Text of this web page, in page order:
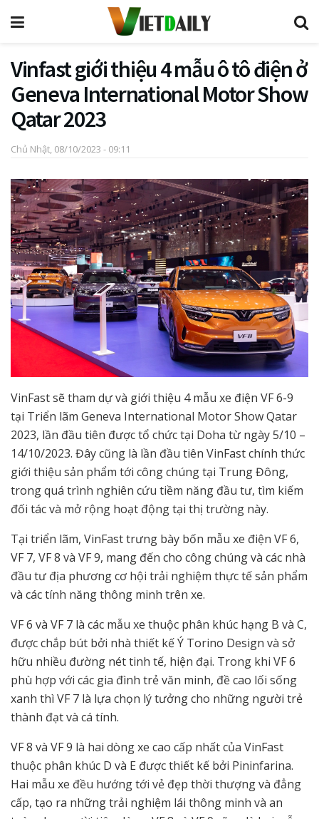
Vinfast giới thiệu 4 mẫu ô tô điện ở
Geneva International Motor Show
Qatar 2023
Chủ Nhật, 08/10/2023 - 09:11
VinFast sẽ tham dự và giới thiệu 4 mẫu xe điện VF 6-9
tại Triển lãm Geneva International Motor Show Qatar
2023, lần đầu tiên được tổ chức tại Doha từ ngày 5/10 –
14/10/2023. Đây cũng là lần đầu tiên VinFast chính thức
giới thiệu sản phẩm tới công chúng tại Trung Đông,
trong quá trình nghiên cứu tiềm năng đầu tư, tìm kiếm
đối tác và mở rộng hoạt động tại thị trường này.
Tại triển lãm, VinFast trưng bày bốn mẫu xe điện VF 6,
VF 7, VF 8 và VF 9, mang đến cho công chúng và các nhà
đầu tư địa phương cơ hội trải nghiệm thực tế sản phẩm
và các tính năng thông minh trên xe.
VF 6 và VF 7 là các mẫu xe thuộc phân khúc hạng B và C,
được chắp bút bởi nhà thiết kế Ý Torino Design và sở
hữu nhiều đường nét tinh tế, hiện đại. Trong khi VF 6
phù hợp với các gia đình trẻ văn minh, đề cao lối sống
xanh thì VF 7 là lựa chọn lý tưởng cho những người trẻ
thành đạt và cá tính.
VF 8 và VF 9 là hai dòng xe cao cấp nhất của VinFast
thuộc phân khúc D và E được thiết kế bởi Pininfarina.
Hai mẫu xe đều hướng tới vẻ đẹp thời thượng và đẳng
cấp, tạo ra những trải nghiệm lái thông minh và an